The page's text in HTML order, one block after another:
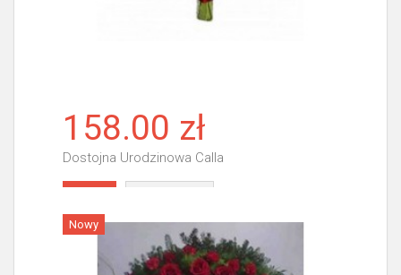
158.00 zł
Dostojna Urodzinowa Calla
Nowy